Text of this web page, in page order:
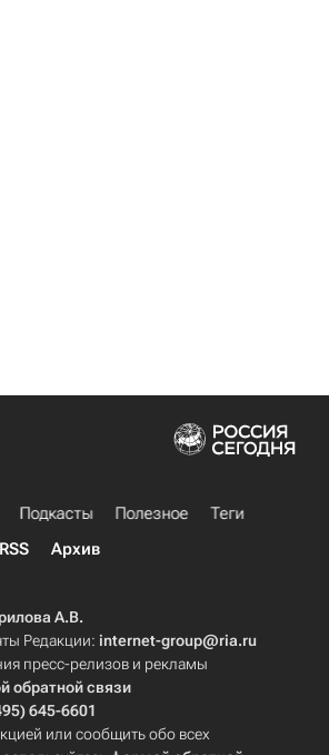
Подкасты Полезное
Теги
RSS Архив
А.В.
Редакции:internet-group@ria.ru
пресс-релизов и рекламы
обратной связи
645-6601
или сообщить обо всех